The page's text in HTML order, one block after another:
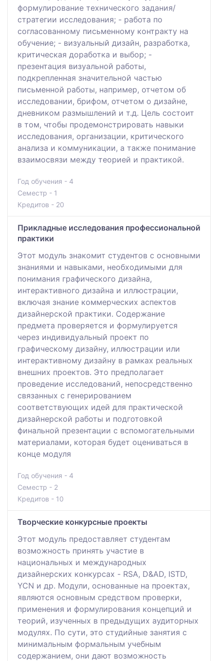
формулирование технического задания/
стратегии исследования; - работа по
согласованному письменному контракту на
обучение; - визуальный дизайн, разработка,
критическая доработка и выбор; -
презентация визуальной работы,
подкрепленная значительной частью
письменной работы, например, отчетом об
исследовании, брифом, отчетом о дизайне,
дневником размышлений и т.д. Цель состоит
в том, чтобы продемонстрировать навыки
исследования, организации, критического
анализа и коммуникации, а также понимание
взаимосвязи между теорией и практикой.
Год обучения - 4
Семестр - 1
Кредитов - 20
Прикладные исследования профессиональной
практики
Этот модуль знакомит студентов с основными
знаниями и навыками, необходимыми для
понимания графического дизайна,
интерактивного дизайна и иллюстрации,
включая знание коммерческих аспектов
дизайнерской практики. Содержание
предмета проверяется и формулируется
через индивидуальный проект по
графическому дизайну, иллюстрации или
интерактивному дизайну в рамках реальных
внешних проектов. Это предполагает
проведение исследований, непосредственно
связанных с генерированием
соответствующих идей для практической
дизайнерской работы и подготовкой
финальной презентации с вспомогательными
материалами, которая будет оцениваться в
конце модуля
Год обучения - 4
Семестр - 2
Кредитов - 10
Творческие конкурсные проекты
Этот модуль предоставляет студентам
возможность принять участие в
национальных и международных
дизайнерских конкурсах - RSA, D&AD, ISTD,
YCN и др. Модули, основанные на проектах,
являются основным средством проверки,
применения и формулирования концепций и
теорий, изученных в предыдущих аудиторных
модулях. По сути, это студийные занятия с
минимальным формальным учебным
содержанием, они дают возможность